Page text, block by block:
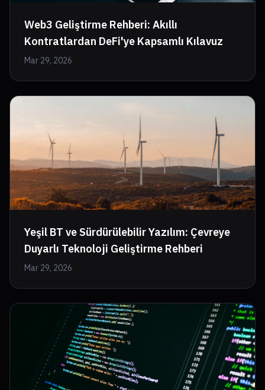
Web3 Geliştirme Rehberi: Akıllı
Kontratlardan DeFi'ye Kapsamlı Kılavuz
Mar 29, 2026
Yeşil BT ve Sürdürülebilir Yazılım: Çevreye
Duyarlı Teknoloji Geliştirme Rehberi
Mar 29, 2026